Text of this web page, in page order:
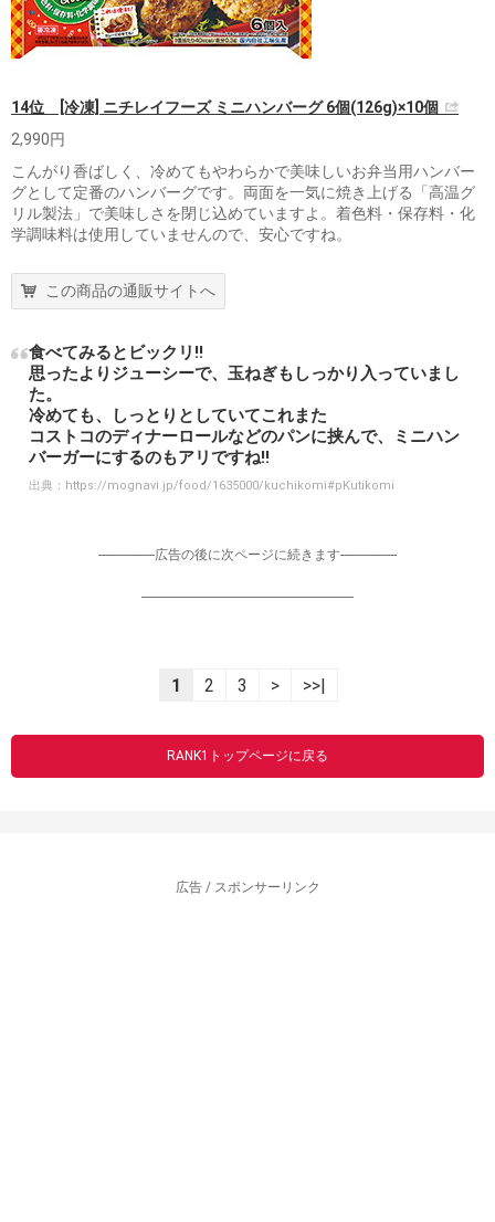
14位 [冷凍] ニチレイフーズ ミニハンバーグ 6個(126g)×10個
2,990円
こんがり香ばしく、冷めてもやわらかで美味しいお弁当用ハンバー
グとして定番のハンバーグです。両面を一気に焼き上げる「高温グ
リル製法」で美味しさを閉じ込めていますよ。着色料・保存料・化
学調味料は使用していませんので、安心ですね。
この商品の通販サイトへ
食べてみるとビックリ‼
思ったよりジューシーで、玉ねぎもしっかり入っていまし
た。
冷めても、しっとりとしていてこれまた
コストコのディナーロールなどのパンに挟んで、ミニハン
バーガーにするのもアリですね‼
出典： https://mognavi.jp/food/1635000/kuchikomi#pKutikomi
-----------------広告の後に次ページに続きます-----------------
----------------------------------------------------------------
1 2 3 > >>|
RANK1トップページに戻る
広告 / スポンサーリンク